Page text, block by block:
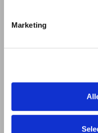
Marketing
Heb je nog geen